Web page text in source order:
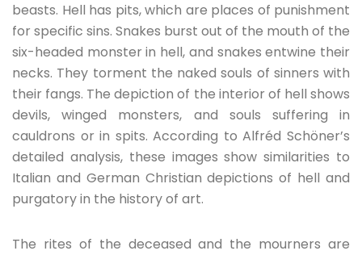
beasts. Hell has pits, which are places of punishment
for specific sins. Snakes burst out of the mouth of the
six-headed monster in hell, and snakes entwine their
necks. They torment the naked souls of sinners with
their fangs. The depiction of the interior of hell shows
devils, winged monsters, and souls suffering in
cauldrons or in spits. According to Alfréd Schöner’s
detailed analysis, these images show similarities to
Italian and German Christian depictions of hell and
purgatory in the history of art.
The rites of the deceased and the mourners are